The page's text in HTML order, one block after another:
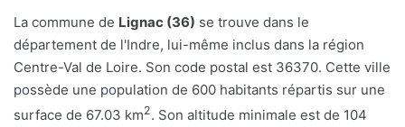
La commune de Lignac (36) se trouve dans le
département de l'Indre, lui-même inclus dans la région
Centre-Val de Loire. Son code postal est 36370. Cette ville
possède une population de 600 habitants répartis sur une
surface de 67.03 km2. Son altitude minimale est de 104